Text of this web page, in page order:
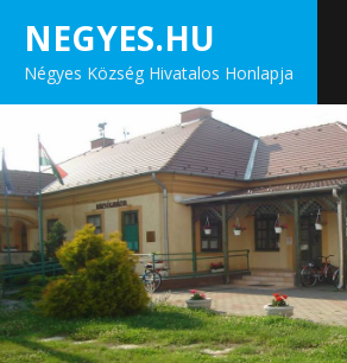
content
NEGYES.HU
Négyes Község Hivatalos Honlapja